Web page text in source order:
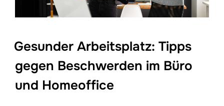
Gesunder Arbeitsplatz: Tipps
gegen Beschwerden im Büro
und Homeoffice